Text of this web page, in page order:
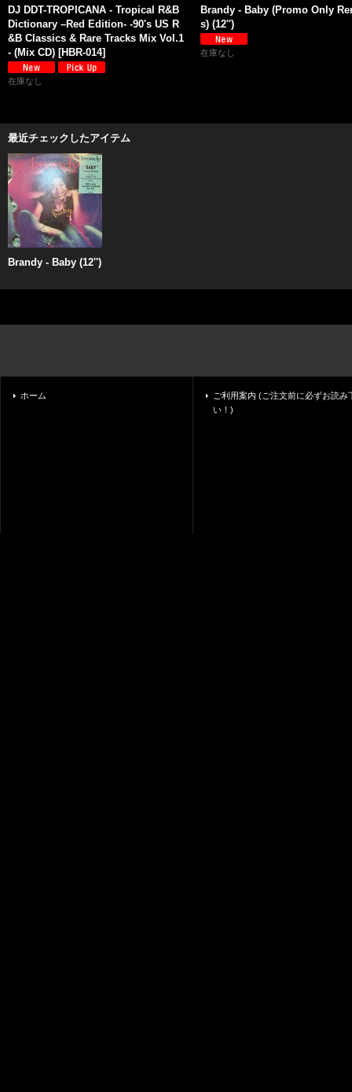
DJ DDT-TROPICANA - Tropical R&B
Dictionary –Red Edition- -90's US R
&B Classics & Rare Tracks Mix Vol.1
- (Mix CD) [HBR-014]
在庫なし
Brandy - Baby (Promo Only
s) (12'')
在庫なし
最近チェックしたアイテム
Brandy - Baby (12'')
ホーム
ご利用案内 (ご注文前に必ずお読み
い！)